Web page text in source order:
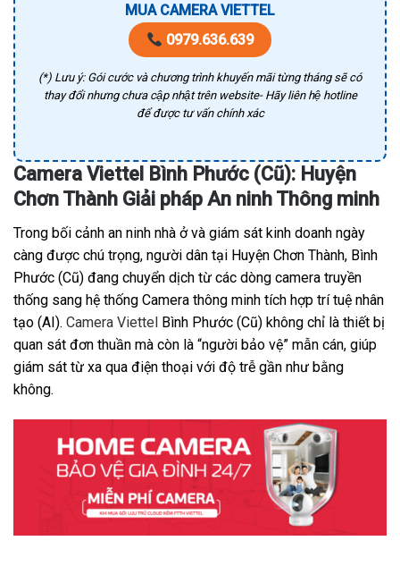
MUA CAMERA VIETTEL
0979.636.639
(*) Lưu ý: Gói cước và chương trình khuyến mãi từng tháng sẽ có
thay đổi nhưng chưa cập nhật trên website- Hãy liên hệ hotline
để được tư vấn chính xác
Camera Viettel Bình Phước (Cũ): Huyện
Chơn Thành Giải pháp An ninh Thông minh
Trong bối cảnh an ninh nhà ở và giám sát kinh doanh ngày
càng được chú trọng, người dân tại Huyện Chơn Thành, Bình
Phước (Cũ) đang chuyển dịch từ các dòng camera truyền
thống sang hệ thống Camera thông minh tích hợp trí tuệ nhân
tạo (AI). Camera Viettel Bình Phước (Cũ) không chỉ là thiết bị
quan sát đơn thuần mà còn là “người bảo vệ” mẫn cán, giúp
giám sát từ xa qua điện thoại với độ trễ gần như bằng
không.